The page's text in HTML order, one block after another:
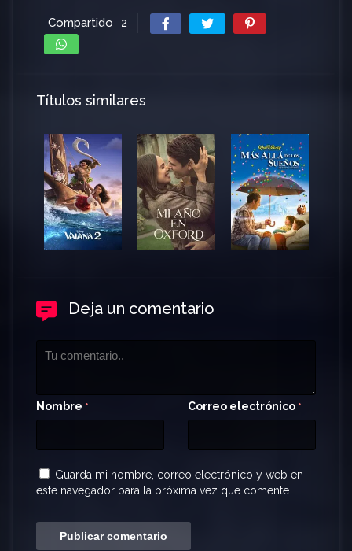
Compartido 2
Títulos similares
Deja un comentario
Nombre * Correo electrónico *
Guarda mi nombre, correo electrónico y web en
este navegador para la próxima vez que comente.